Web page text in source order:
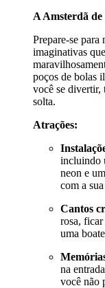
A Amsterdã
Prepare-se para
imaginativas
poços de bolas
você se divertir,
solta.
Atrações:
incluindo
neon e
com a
Cantos
rosa, ficar
uma
na
você não